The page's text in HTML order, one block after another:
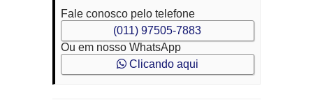
Fale conosco pelo telefone
(011) 97505-7883
Ou em nosso WhatsApp
Clicando aqui